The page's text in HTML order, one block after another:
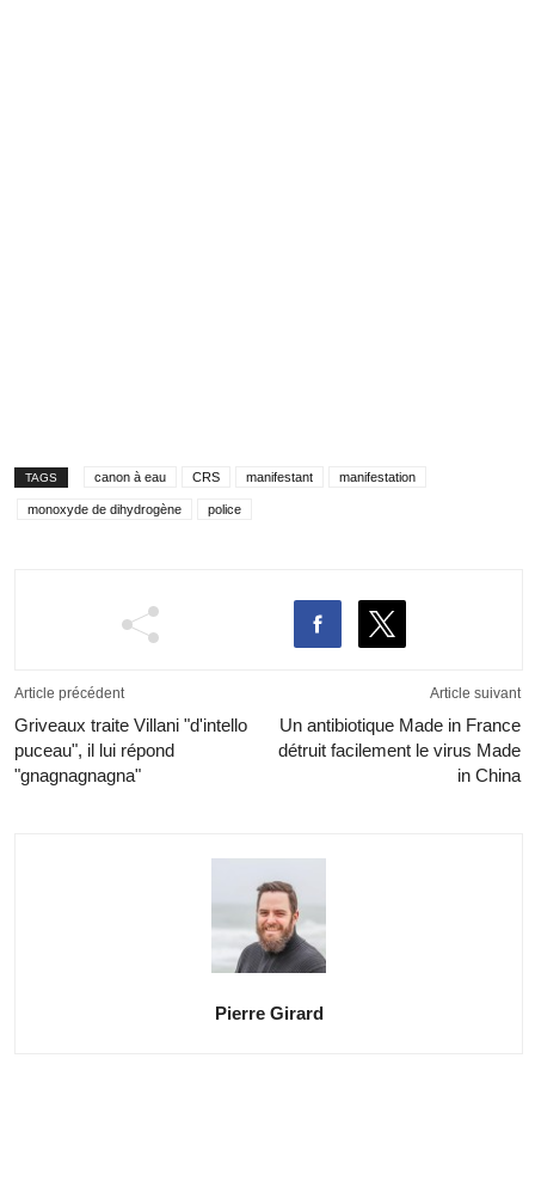
TAGS canon à eau CRS manifestant manifestation
monoxyde de dihydrogène police
Article précédent
Griveaux traite Villani "d'intello
puceau", il lui répond
"gnagnagnagna"
Article suivant
Un antibiotique Made in France
détruit facilement le virus Made
in China
Pierre Girard